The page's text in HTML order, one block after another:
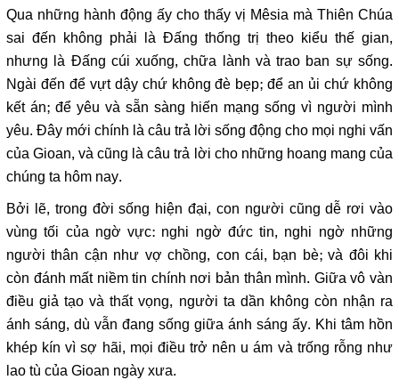
Qua những hành động ấy cho thấy vị Mêsia mà Thiên Chúa
sai đến không phải là Đấng thống trị theo kiểu thế gian,
nhưng là Đấng cúi xuống, chữa lành và trao ban sự sống.
Ngài đến để vựt dậy chứ không đè bẹp; để an ủi chứ không
kết án; để yêu và sẵn sàng hiến mạng sống vì người mình
yêu. Đây mới chính là câu trả lời sống động cho mọi nghi vấn
của Gioan, và cũng là câu trả lời cho những hoang mang của
chúng ta hôm nay.
Bởi lẽ, trong đời sống hiện đại, con người cũng dễ rơi vào
vùng tối của ngờ vực: nghi ngờ đức tin, nghi ngờ những
người thân cận như vợ chồng, con cái, bạn bè; và đôi khi
còn đánh mất niềm tin chính nơi bản thân mình. Giữa vô vàn
điều giả tạo và thất vọng, người ta dần không còn nhận ra
ánh sáng, dù vẫn đang sống giữa ánh sáng ấy. Khi tâm hồn
khép kín vì sợ hãi, mọi điều trở nên u ám và trống rỗng như
lao tù của Gioan ngày xưa.